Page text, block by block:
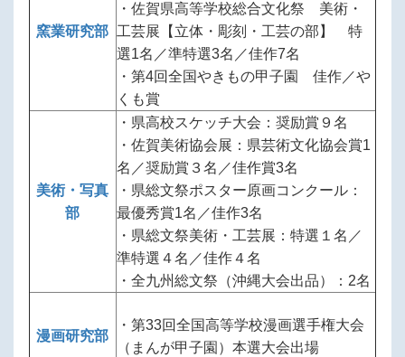
窯業研究部
・佐賀県高等学校総合文化祭 美術・
工芸展【立体・彫刻・工芸の部】 特
選1名／準特選3名／佳作7名
・第4回全国やきもの甲子園 佳作／や
くも賞
美術・写真
部
・県高校スケッチ大会：奨励賞９名
・佐賀美術協会展：県芸術文化協会賞1
名／奨励賞３名／佳作賞3名
・県総文祭ポスター原画コンクール：
最優秀賞1名／佳作3名
・県総文祭美術・工芸展：特選１名／
準特選４名／佳作４名
・全九州総文祭（沖縄大会出品）：2名
漫画研究部
・第33回全国高等学校漫画選手権大会
（まんが甲子園）本選大会出場